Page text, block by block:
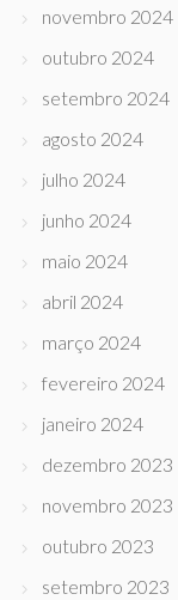
novembro 2024
outubro 2024
setembro 2024
agosto 2024
julho 2024
junho 2024
maio 2024
abril 2024
março 2024
fevereiro 2024
janeiro 2024
dezembro 2023
novembro 2023
outubro 2023
setembro 2023